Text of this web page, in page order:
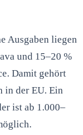
Ausgaben liegen
und 15–20 %
Damit gehört
in der EU. Ein
ist ab 1.000–